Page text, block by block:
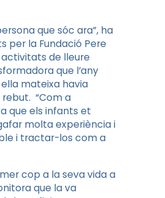
que sóc ara”, ha
per la Fundació Pere
de lleure
que l’any
mateixa havia
“Com a
que els infants et
molta experiència i
i tractar-los com a
cop a la seva vida a
que la va